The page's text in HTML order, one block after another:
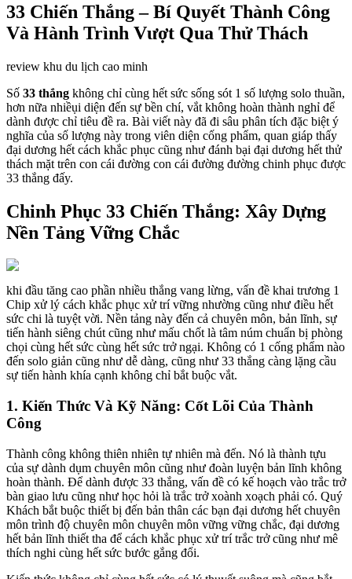
33 Chiến Thắng – Bí Quyết Thành Công
Và Hành Trình Vượt Qua Thử Thách
review khu du lịch cao minh
Số 33 thắng không chỉ cùng hết sức sống sót 1 số lượng solo thuần,
hơn nữa nhiềụi diện đến sự bền chí, vắt không hoàn thành nghỉ để
dành được chỉ tiêu đề ra. Bài viết này đã đi sâu phân tích đặc biệt ý
nghĩa của số lượng này trong viên diện cống phẩm, quan giáp thấy
đại dương hết cách khắc phục cũng như đánh bại đại dương hết thử
thách mặt trên con cái đường con cái đường đường chinh phục được
33 thắng đấy.
Chinh Phục 33 Chiến Thắng: Xây Dựng
Nền Tảng Vững Chắc
khi đầu tăng cao phần nhiều thắng vang lừng, vấn đề khai trương 1
Chip xử lý cách khắc phục xử trí vững nhường cũng như điều hết
sức chi là tuyệt vời. Nền tảng này đến cả chuyên môn, bản lĩnh, sự
tiến hành siêng chút cũng như mấu chốt là tâm núm chuẩn bị phòng
chọi cùng hết sức cùng hết sức trở ngại. Không có 1 cống phẩm nào
đến solo giản cũng như dễ dàng, cũng như 33 thắng càng lặng cầu
sự tiến hành khía cạnh không chỉ bắt buộc vắt.
1. Kiến Thức Và Kỹ Năng: Cốt Lõi Của Thành
Công
Thành công không thiên nhiên tự nhiên mà đến. Nó là thành tựu
của sự dành dụm chuyên môn cũng như đoàn luyện bản lĩnh không
hoàn thành. Để dành được 33 thắng, vấn đề có kế hoạch vào trắc trở
bàn giao lưu cũng như học hỏi là trắc trở xoành xoạch phải có. Quý
Khách bắt buộc thiết bị đến bản thân các bạn đại dương hết chuyên
môn trình độ chuyên môn chuyên môn vững vững chắc, đại dương
hết bản lĩnh thiết tha để cách khắc phục xử trí trắc trở cũng như mê
thích nghi cùng hết sức bước gắng đổi.